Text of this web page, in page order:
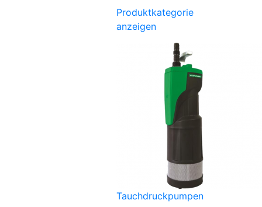
Produktkategorie
anzeigen
Tauchdruckpumpen